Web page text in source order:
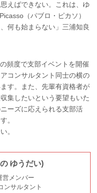
えばできない。これは、ゆ
（パブロ・ピカソ）
何も始まらない」三浦知良
頻度で支部イベントを開催
コンサルタント同士の横の
す。また、先輩有資格者が
集したいという要望もいた
ーズに応えられる支部活
。
。
ゆうだい)
メンバー
ンサルタント